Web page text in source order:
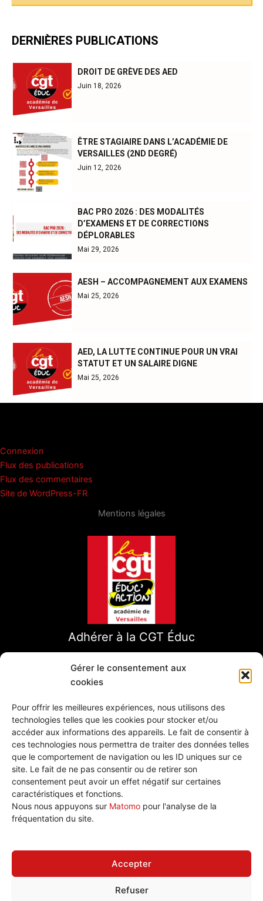
Gérer le consentement aux
cookies
Pour offrir les meilleures expériences, nous utilisons des
technologies telles que les cookies pour stocker et/ou
accéder aux informations des appareils. Le fait de consentir à
ces technologies nous permettra de traiter des données telles
que le comportement de navigation ou les ID uniques sur ce
site. Le fait de ne pas consentir ou de retirer son
consentement peut avoir un effet négatif sur certaines
caractéristiques et fonctions.
Nous nous appuyons sur Matomo pour l'analyse de la
fréquentation du site.
Accepter
Refuser
DERNIÈRES PUBLICATIONS
DROIT DE GRÈVE DES AED
Juin 18, 2026
ÊTRE STAGIAIRE DANS L’ACADÉMIE DE
VERSAILLES (2ND DEGRÉ)
Juin 12, 2026
BAC PRO 2026 : DES MODALITÉS
D’EXAMENS ET DE CORRECTIONS
DÉPLORABLES
Mai 29, 2026
AESH – ACCOMPAGNEMENT AUX EXAMENS
Mai 25, 2026
AED, LA LUTTE CONTINUE POUR UN VRAI
STATUT ET UN SALAIRE DIGNE
Mai 25, 2026
Connexion
Flux des publications
Flux des commentaires
Site de WordPress-FR
Mentions légales
Adhérer à la CGT Éduc
Nous écrire